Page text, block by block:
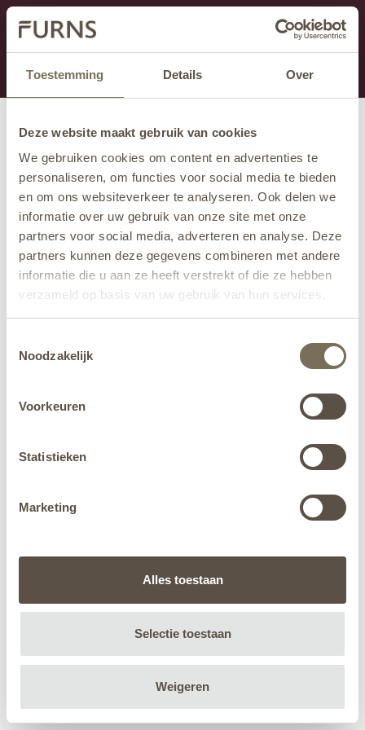
Toestemming Details Over
Deze website maakt gebruik van cookies
We gebruiken cookies om content en advertenties te
personaliseren, om functies voor social media te bieden
en om ons websiteverkeer te analyseren. Ook delen we
informatie over uw gebruik van onze site met onze
partners voor social media, adverteren en analyse. Deze
partners kunnen deze gegevens combineren met andere
informatie die u aan ze heeft verstrekt of die ze hebben
verzameld op basis van uw gebruik van hun services.
jehier.
Noodzakelijk
Voorkeuren
Statistieken
Marketing
Alles toestaan
Selectie toestaan
Weigeren
Dit onderdeel is momenteel in onderhoud.
Als je informatie mist kun je ons bellen +31 413 274
168 of mailen
info@furns.com